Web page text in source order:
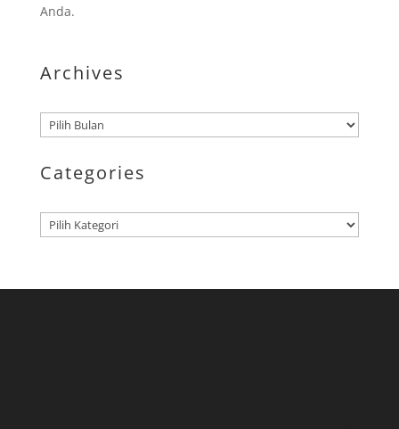
Anda.
Archives
Arsip
Categories
Kategori